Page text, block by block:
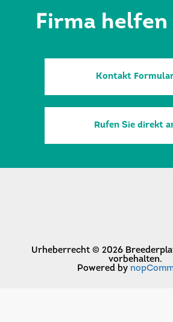
Firma helfen
Kontakt
Rufen Sie direkt
Urheberrecht © 2026
vorbehalten.
Powered by